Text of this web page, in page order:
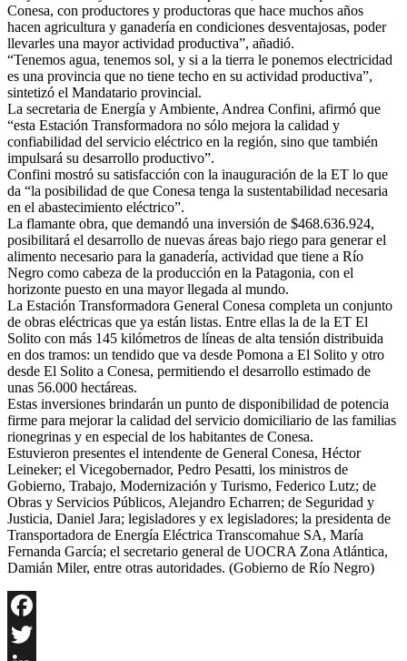
Conesa, con productores y productoras que hace muchos años
hacen agricultura y ganadería en condiciones desventajosas, poder
llevarles una mayor actividad productiva”, añadió.
“Tenemos agua, tenemos sol, y si a la tierra le ponemos electricidad
es una provincia que no tiene techo en su actividad productiva”,
sintetizó el Mandatario provincial.
La secretaria de Energía y Ambiente, Andrea Confini, afirmó que
“esta Estación Transformadora no sólo mejora la calidad y
confiabilidad del servicio eléctrico en la región, sino que también
impulsará su desarrollo productivo”.
Confini mostró su satisfacción con la inauguración de la ET lo que
da “la posibilidad de que Conesa tenga la sustentabilidad necesaria
en el abastecimiento eléctrico”.
La flamante obra, que demandó una inversión de $468.636.924,
posibilitará el desarrollo de nuevas áreas bajo riego para generar el
alimento necesario para la ganadería, actividad que tiene a Río
Negro como cabeza de la producción en la Patagonia, con el
horizonte puesto en una mayor llegada al mundo.
La Estación Transformadora General Conesa completa un conjunto
de obras eléctricas que ya están listas. Entre ellas la de la ET El
Solito con más 145 kilómetros de líneas de alta tensión distribuida
en dos tramos: un tendido que va desde Pomona a El Solito y otro
desde El Solito a Conesa, permitiendo el desarrollo estimado de
unas 56.000 hectáreas.
Estas inversiones brindarán un punto de disponibilidad de potencia
firme para mejorar la calidad del servicio domiciliario de las familias
rionegrinas y en especial de los habitantes de Conesa.
Estuvieron presentes el intendente de General Conesa, Héctor
Leineker; el Vicegobernador, Pedro Pesatti, los ministros de
Gobierno, Trabajo, Modernización y Turismo, Federico Lutz; de
Obras y Servicios Públicos, Alejandro Echarren; de Seguridad y
Justicia, Daniel Jara; legisladores y ex legisladores; la presidenta de
Transportadora de Energía Eléctrica Transcomahue SA, María
Fernanda García; el secretario general de UOCRA Zona Atlántica,
Damián Miler, entre otras autoridades. (Gobierno de Río Negro)
Facebook